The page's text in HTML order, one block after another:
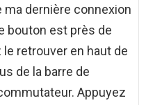
ma dernière connexion
bouton est près de
le retrouver en haut de
de la barre de
Appuyez